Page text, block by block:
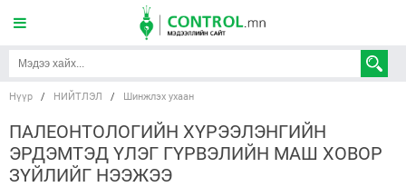
Нүүр / НИЙТЛЭЛ / Шинжлэх ухаан
ПАЛЕОНТОЛОГИЙН ХҮРЭЭЛЭНГИЙН
ЭРДЭМТЭД ҮЛЭГ ГҮРВЭЛИЙН МАШ ХОВОР
ЗҮЙЛИЙГ НЭЭЖЭЭ